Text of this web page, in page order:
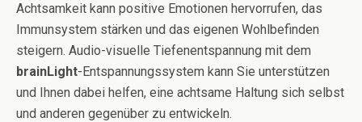
Achtsamkeit kann positive Emotionen hervorrufen, das
Immunsystem stärken und das eigenen Wohlbefinden
steigern. Audio-visuelle Tiefenentspannung mit dem
brainLight-Entspannungssystem kann Sie unterstützen
und Ihnen dabei helfen, eine achtsame Haltung sich selbst
und anderen gegenüber zu entwickeln.